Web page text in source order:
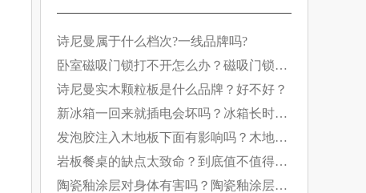
诗尼曼属于什么档次?一线品牌吗?
卧室磁吸门锁打不开怎么办？磁吸门锁如
何工作的？
诗尼曼实木颗粒板是什么品牌？好不好？
新冰箱一回来就插电会坏吗？冰箱长时间
断电有什么影响？
发泡胶注入木地板下面有影响吗？木地板
日常养护要做好！
岩板餐桌的缺点太致命？到底值不值得
买？
陶瓷釉涂层对身体有害吗？陶瓷釉涂层的